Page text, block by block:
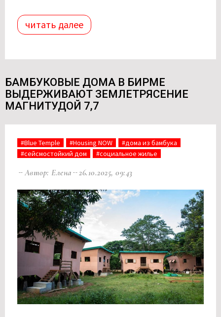
читать далее
БАМБУКОВЫЕ ДОМА В БИРМЕ
ВЫДЕРЖИВАЮТ ЗЕМЛЕТРЯСЕНИЕ
МАГНИТУДОЙ 7,7
#Blue Temple #Housing NOW
#дома из бамбука
#сейсмостойкий дом
#социальное жилье
Автор: Елена 26.10.2025, 09:43